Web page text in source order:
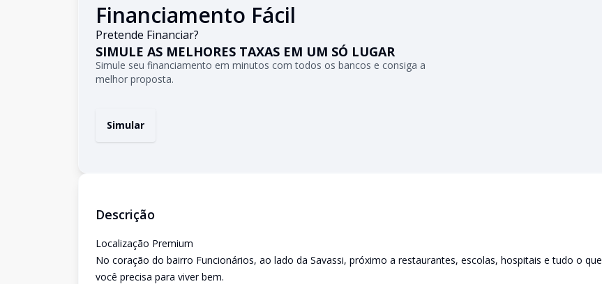
Financiamento Fácil
Pretende Financiar?
SIMULE AS MELHORES TAXAS EM UM SÓ LUGAR
Simule seu financiamento em minutos com todos os bancos e consiga a
melhor proposta.
Simular
Descrição
Localização Premium
No coração do bairro Funcionários, ao lado da Savassi, próximo a restaurantes, escolas, hospitais e tudo o que
você precisa para viver bem.